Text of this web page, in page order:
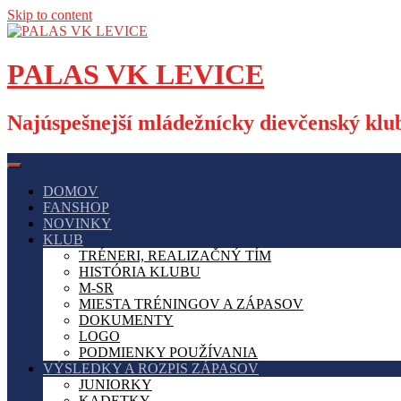
Skip to content
PALAS VK LEVICE
Najúspešnejší mládežnícky dievčenský
DOMOV
FANSHOP
NOVINKY
KLUB
TRÉNERI, REALIZAČNÝ TÍM
HISTÓRIA KLUBU
M-SR
MIESTA TRÉNINGOV A ZÁPASOV
DOKUMENTY
LOGO
PODMIENKY POUŽÍVANIA
VÝSLEDKY A ROZPIS ZÁPASOV
JUNIORKY